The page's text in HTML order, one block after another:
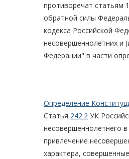
противоречат статьям
обратной силы
кодекса Российской
несовершеннолетних и
Федерации" в части
Определение
Статья 242.2 УК
несовершеннолетнего
привлечение
характера,